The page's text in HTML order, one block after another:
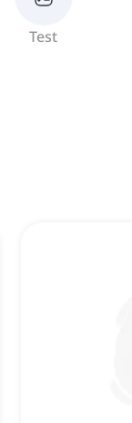
Test